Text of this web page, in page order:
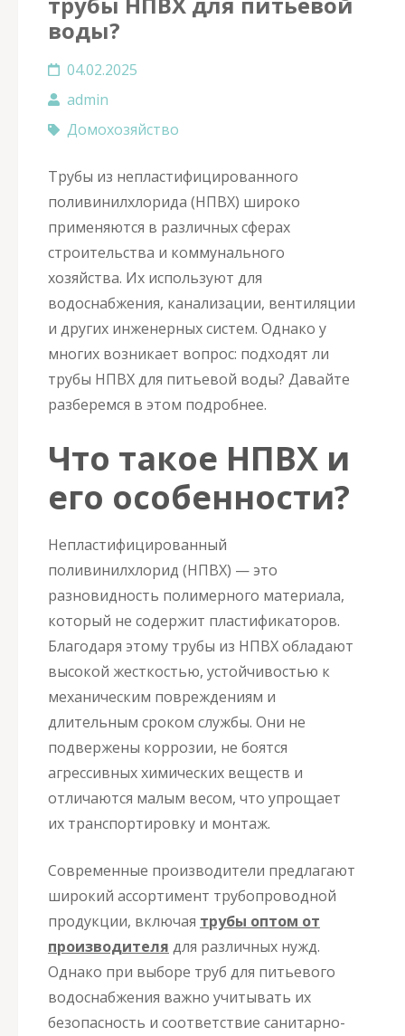
воды?
04.02.2025
admin
Домохозяйство
Трубы из непластифицированного
поливинилхлорида (НПВХ) широко
применяются в различных сферах
строительства и коммунального
хозяйства. Их используют для
водоснабжения, канализации, вентиляции
и других инженерных систем. Однако у
многих возникает вопрос: подходят ли
трубы НПВХ для питьевой воды? Давайте
разберемся в этом подробнее.
Что такое НПВХ и
его особенности?
Непластифицированный
поливинилхлорид (НПВХ) — это
разновидность полимерного материала,
который не содержит пластификаторов.
Благодаря этому трубы из НПВХ обладают
высокой жесткостью, устойчивостью к
механическим повреждениям и
длительным сроком службы. Они не
подвержены коррозии, не боятся
агрессивных химических веществ и
отличаются малым весом, что упрощает
их транспортировку и монтаж.
Современные производители предлагают
широкий ассортимент трубопроводной
продукции, включая трубы оптом от
производителя для различных нужд.
Однако при выборе труб для питьевого
водоснабжения важно учитывать их
безопасность и соответствие санитарно-